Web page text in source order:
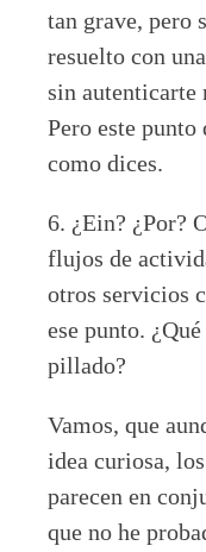
tan grave, pero
resuelto con
sin autenticarte
Pero este punto
como dices.
6. ¿Ein? ¿Por?
flujos de
otros servicios
ese punto.
pillado?
Vamos, que
idea curiosa,
parecen en
que no he